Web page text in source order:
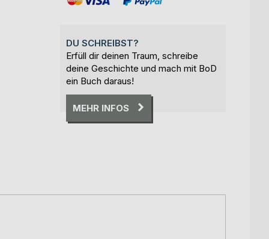
DU SCHREIBST?
Erfüll dir deinen Traum, schreibe
deine Geschichte und mach mit BoD
ein Buch daraus!
MEHR INFOS